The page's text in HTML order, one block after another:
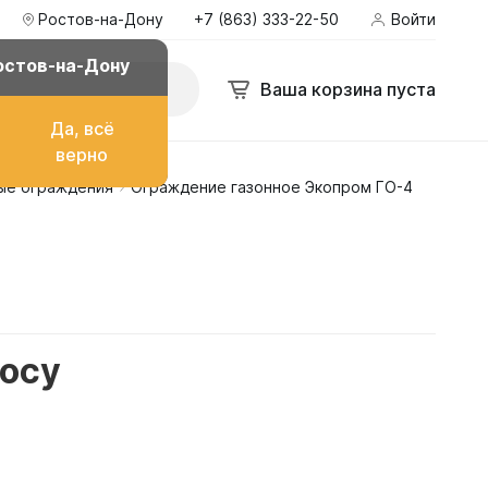
Ростов-на-Дону
на-Дону
Да, всё
верно
+7 (863) 333-22-50 Войти
Ваша корзина пуста
топлива
ограждения Ограждение газонное Экопром ГО-4